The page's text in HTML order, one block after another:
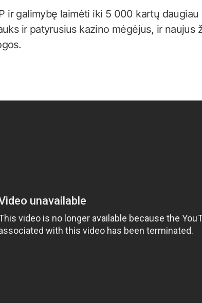
ir galimybę laimėti iki 5 000 kartų
ir patyrusius kazino mėgėjus, ir naujus